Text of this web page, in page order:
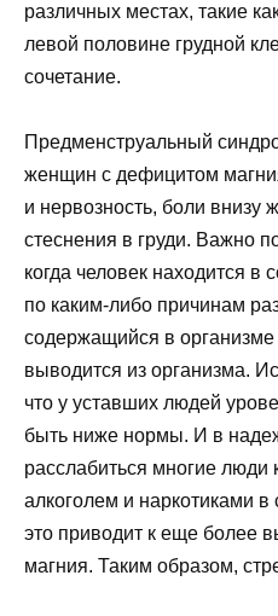
различных местах, такие
левой половине грудной
сочетание.
Предменструальный
женщин с дефицитом
и нервозность, боли внизу
стеснения в груди. Важно
когда человек находится в
по каким-либо причинам
содержащийся в
выводится из организма.
что у уставших людей
быть ниже нормы. И в
расслабиться многие люди
алкоголем и наркотиками
это приводит к еще более
магния. Таким образом,